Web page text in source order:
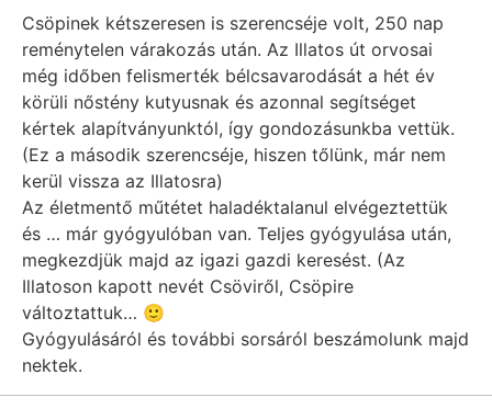
Csöpinek kétszeresen is szerencséje volt, 250 nap
reménytelen várakozás után. Az Illatos út orvosai
még időben felismerték bélcsavarodását a hét év
körüli nőstény kutyusnak és azonnal segítséget
kértek alapítványunktól, így gondozásunkba vettük.
(Ez a második szerencséje, hiszen tőlünk, már nem
kerül vissza az Illatosra)
Az életmentő műtétet haladéktalanul elvégeztettük
és … már gyógyulóban van. Teljes gyógyulása után,
megkezdjük majd az igazi gazdi keresést. (Az
Illatoson kapott nevét Csöviről, Csöpire
változtattuk… 🙂
Gyógyulásáról és további sorsáról beszámolunk majd
nektek.